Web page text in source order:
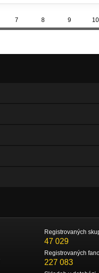
7 8 9 10
Registrovaných
47 029
Registrovaných
227 083